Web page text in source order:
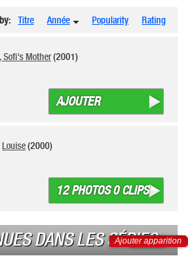
Titre Année Popularity Rating
Sofi's Mother(2001)
AJOUTER
Louise(2000)
12 PHOTOS 0 CLIPS
DANS LES SÉRIES
Ajouter apparition